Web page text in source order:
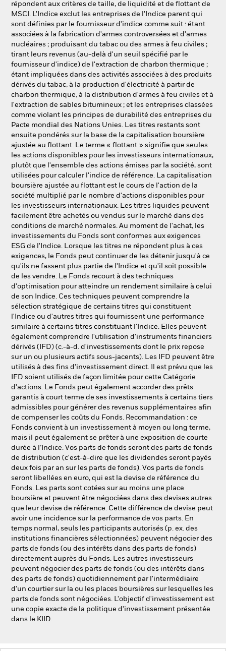
répondent aux critères de taille, de liquidité et de flottant de
MSCI. L'Indice exclut les entreprises de l'Indice parent qui
sont définies par le fournisseur d'indice comme suit : étant
associées à la fabrication d'armes controversées et d'armes
nucléaires ; produisant du tabac ou des armes à feu civiles ;
tirant leurs revenus (au-delà d'un seuil spécifié par le
fournisseur d'indice) de l'extraction de charbon thermique ;
étant impliquées dans des activités associées à des produits
dérivés du tabac, à la production d'électricité à partir de
charbon thermique, à la distribution d'armes à feu civiles et à
l'extraction de sables bitumineux ; et les entreprises classées
comme violant les principes de durabilité des entreprises du
Pacte mondial des Nations Unies. Les titres restants sont
ensuite pondérés sur la base de la capitalisation boursière
ajustée au flottant. Le terme « flottant » signifie que seules
les actions disponibles pour les investisseurs internationaux,
plutôt que l'ensemble des actions émises par la société, sont
utilisées pour calculer l'indice de référence. La capitalisation
boursière ajustée au flottant est le cours de l'action de la
société multiplié par le nombre d'actions disponibles pour
les investisseurs internationaux. Les titres liquides peuvent
facilement être achetés ou vendus sur le marché dans des
conditions de marché normales. Au moment de l'achat, les
investissements du Fonds sont conformes aux exigences
ESG de l'Indice. Lorsque les titres ne répondent plus à ces
exigences, le Fonds peut continuer de les détenir jusqu'à ce
qu'ils ne fassent plus partie de l'Indice et qu'il soit possible
de les vendre. Le Fonds recourt à des techniques
d'optimisation pour atteindre un rendement similaire à celui
de son Indice. Ces techniques peuvent comprendre la
sélection stratégique de certains titres qui constituent
l'Indice ou d'autres titres qui fournissent une performance
similaire à certains titres constituant l'Indice. Elles peuvent
également comprendre l'utilisation d'instruments financiers
dérivés (IFD) (c.-à-d. d'investissements dont le prix repose
sur un ou plusieurs actifs sous-jacents). Les IFD peuvent être
utilisés à des fins d'investissement direct. Il est prévu que les
IFD soient utilisés de façon limitée pour cette Catégorie
d'actions. Le Fonds peut également accorder des prêts
garantis à court terme de ses investissements à certains tiers
admissibles pour générer des revenus supplémentaires afin
de compenser les coûts du Fonds. Recommandation : ce
Fonds convient à un investissement à moyen ou long terme,
mais il peut également se prêter à une exposition de courte
durée à l’Indice. Vos parts de fonds seront des parts de fonds
de distribution (c'est-à-dire que les dividendes seront payés
deux fois par an sur les parts de fonds). Vos parts de fonds
seront libellées en euro, qui est la devise de référence du
Fonds. Les parts sont cotées sur au moins une place
boursière et peuvent être négociées dans des devises autres
que leur devise de référence. Cette différence de devise peut
avoir une incidence sur la performance de vos parts. En
temps normal, seuls les participants autorisés (p. ex. des
institutions financières sélectionnées) peuvent négocier des
parts de fonds (ou des intérêts dans des parts de fonds)
directement auprès du Fonds. Les autres investisseurs
peuvent négocier des parts de fonds (ou des intérêts dans
des parts de fonds) quotidiennement par l'intermédiaire
d'un courtier sur la ou les places boursières sur lesquelles les
parts de fonds sont négociées. L'objectif d'investissement est
une copie exacte de la politique d'investissement présentée
dans le KIID.